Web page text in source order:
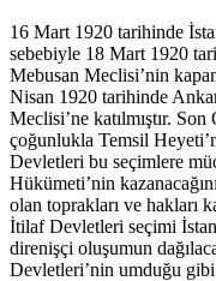
16 Mart 1920 tarihinde
sebebiyle 18 Mart 1920
Mebusan Meclisi’nin
Nisan 1920 tarihinde
Meclisi’ne katılmıştır.
çoğunlukla Temsil
Devletleri bu seçimlere
Hükümeti’nin
olan toprakları ve hakları
İtilaf Devletleri seçimi
direnişçi oluşumun
Devletleri’nin umduğu